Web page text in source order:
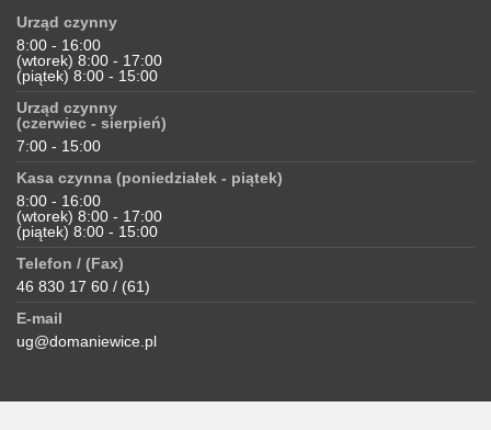
Urząd czynny
8:00 - 16:00
(wtorek) 8:00 - 17:00
(piątek) 8:00 - 15:00
Urząd czynny
(czerwiec - sierpień)
7:00 - 15:00
Kasa czynna (poniedziałek - piątek)
8:00 - 16:00
(wtorek) 8:00 - 17:00
(piątek) 8:00 - 15:00
Telefon / (Fax)
46 830 17 60 / (61)
E-mail
ug@domaniewice.pl